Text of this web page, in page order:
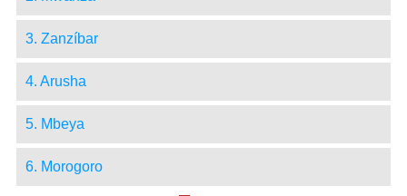
3. Zanzíbar
4. Arusha
5. Mbeya
6. Morogoro